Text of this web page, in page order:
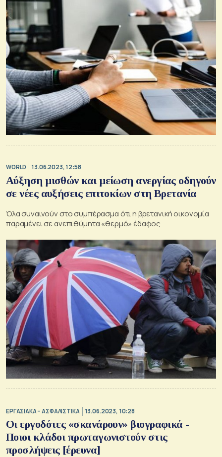
WORLD 13.06.2023, 12:58
Αύξηση μισθών και μείωση ανεργίας οδηγούν
σε νέες αυξήσεις επιτοκίων στη Βρετανία
Όλα συναινούν στο συμπέρασμα ότι η βρετανική οικονομία
παραμένει σε ανεπιθύμητα «θερμό» έδαφος
ΕΡΓΑΣΙΑΚΑ – ΑΣΦΑΛΙΣΤΙΚΑ 13.06.2023, 10:28
Οι εργοδότες «σκανάρουν» βιογραφικά -
Ποιοι κλάδοι πρωταγωνιστούν στις
προσλήψεις [έρευνα]